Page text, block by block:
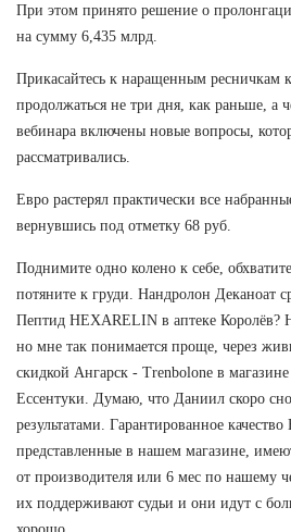
При этом принято решение о
на сумму 6,435 млрд.
Прикасайтесь к наращенным ресничкам
продолжаться не три дня, как раньше, а
вебинара включены новые вопросы,
рассматривались.
Евро растерял практически все
вернувшись под отметку 68 руб.
Поднимите одно колено к себе,
потяните к груди. Нандролон Деканоат
Пептид HEXARELIN в аптеке Королёв?
но мне так понимается проще, через
скидкой Ангарск - Trenbolone в
Ессентуки. Думаю, что Даниил скоро
результатами. Гарантированное качество
представленные в нашем магазине,
от производителя или 6 мес по нашему
их поддерживают судьи и они идут с